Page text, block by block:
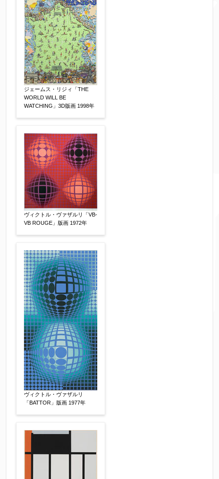
お願い致します。
郵便番号 【必須】
↓郵便番号を入力すると住所の最初が自動入力さ
れます。番地以下は任意でも結構です。
ご住所 【必須】
【任意】
個人情報の取扱い
↑ 同意頂けましたらチェックを入れてくださ
ジェームス・リジィ「THE
WORLD WILL BE
WATCHING」3D版画 1998年
ヴィクトル・ヴァザルリ「VB-
VB ROUGE」版画 1972年
ヴィクトル・ヴァザルリ
「BATTOR」版画 1977年